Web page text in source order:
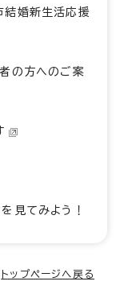
結婚新生活応援
の方へのご案
見てみよう！
トップページへ戻る